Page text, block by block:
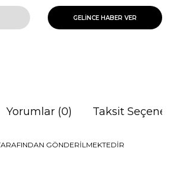
GELİNCE HABER VER
Yorumlar (0) Taksit
GÖNDERİLMEKTEDİR